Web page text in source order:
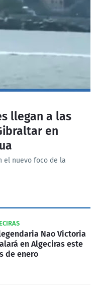
llegan a las
en
el nuevo foco de la
Nao Victoria
en Algeciras este
de enero